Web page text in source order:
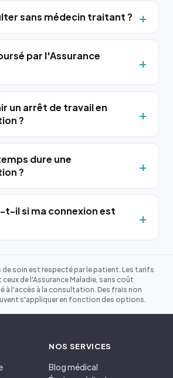
sans médecin traitant ?
par l'Assurance
un arrêt de travail en
?
dure une
?
t-il si ma connexion est
de soin est respecté par le patient. Les tarifs
de l'Assurance Maladie, sans coût
à l'accès à la consultation. Des frais non
s'appliquer en fonction des options.
NOS SERVICES
Blog médical